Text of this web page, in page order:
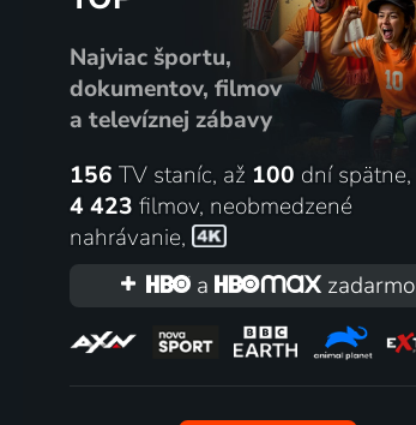
Najviac športu,
dokumentov, filmov
a televíznej zábavy
156 TV staníc, až 100 dní spätne,
4 423 filmov, neobmedzené
nahrávanie,
a
zadarmo